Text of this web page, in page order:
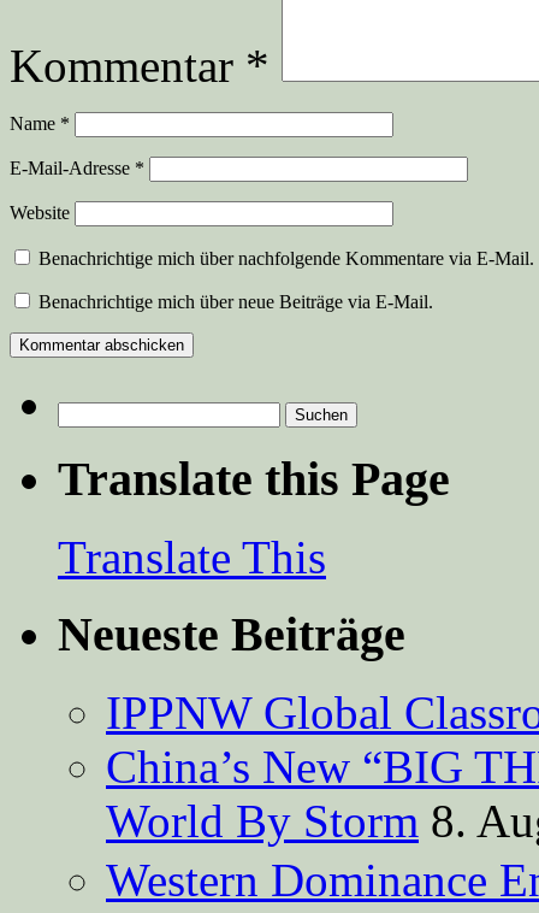
Kommentar *
Name *
E-Mail-Adresse *
Website
Benachrichtige mich über nachfolgende Kommentare via E-Mail.
Benachrichtige mich über neue Beiträge via E-Mail.
nach:
Translate this Page
Translate This
Neueste Beiträge
IPPNW Global
China’s New “BIG
World By Storm 8.
Western Dominance